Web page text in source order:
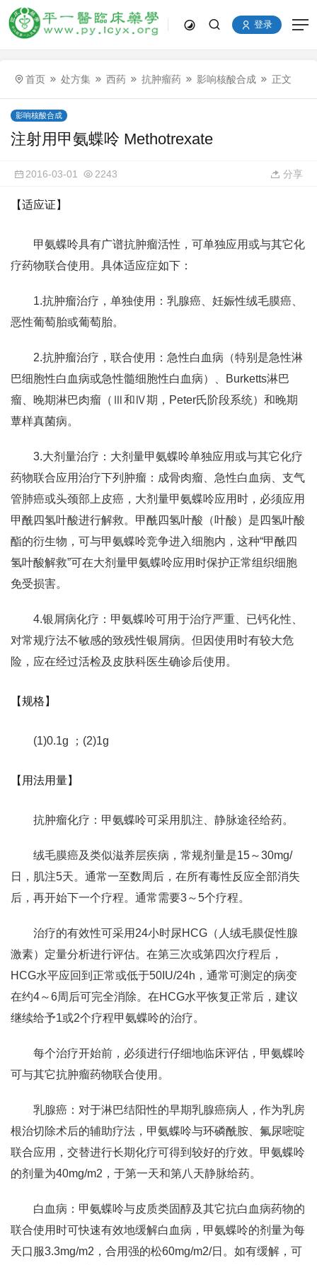
登录
首页 处方集 西药 抗肿瘤药 影响核酸合成 正文
影响核酸合成
注射用甲氨蝶呤 Methotrexate
2016-03-01 2243 分享
【适应证】
甲氨蝶呤具有广谱抗肿瘤活性，可单独应用或与其它化
疗药物联合使用。具体适应症如下：
1.抗肿瘤治疗，单独使用：乳腺癌、妊娠性绒毛膜癌、
恶性葡萄胎或葡萄胎。
2.抗肿瘤治疗，联合使用：急性白血病（特别是急性淋
巴细胞性白血病或急性髓细胞性白血病）、Burketts淋巴
瘤、晚期淋巴肉瘤（Ⅲ和Ⅳ期，Peter氏阶段系统）和晚期
蕈样真菌病。
3.大剂量治疗：大剂量甲氨蝶呤单独应用或与其它化疗
药物联合应用治疗下列肿瘤：成骨肉瘤、急性白血病、支气
管肺癌或头颈部上皮癌，大剂量甲氨蝶呤应用时，必须应用
甲酰四氢叶酸进行解救。甲酰四氢叶酸（叶酸）是四氢叶酸
酯的衍生物，可与甲氨蝶呤竞争进入细胞内，这种“甲酰四
氢叶酸解救”可在大剂量甲氨蝶呤应用时保护正常组织细胞
免受损害。
4.银屑病化疗：甲氨蝶呤可用于治疗严重、已钙化性、
对常规疗法不敏感的致残性银屑病。但因使用时有较大危
险，应在经过活检及皮肤科医生确诊后使用。
【规格】
(1)0.1g ；(2)1g
【用法用量】
抗肿瘤化疗：甲氨蝶呤可采用肌注、静脉途径给药。
绒毛膜癌及类似滋养层疾病，常规剂量是15～30mg/
日，肌注5天。通常一至数周后，在所有毒性反应全部消失
后，再开始下一个疗程。通常需要3～5个疗程。
治疗的有效性可采用24小时尿HCG（人绒毛膜促性腺
激素）定量分析进行评估。在第三次或第四次疗程后，
HCG水平应回到正常或低于50IU/24h，通常可测定的病变
在约4～6周后可完全消除。在HCG水平恢复正常后，建议
继续给予1或2个疗程甲氨蝶呤的治疗。
每个治疗开始前，必须进行仔细地临床评估，甲氨蝶呤
可与其它抗肿瘤药物联合使用。
乳腺癌：对于淋巴结阳性的早期乳腺癌病人，作为乳房
根治切除术后的辅助疗法，甲氨蝶呤与环磷酰胺、氟尿嘧啶
联合应用，交替进行长期化疗可得到较好的疗效。甲氨蝶呤
的剂量为40mg/m2，于第一天和第八天静脉给药。
白血病：甲氨蝶呤与皮质类固醇及其它抗白血病药物的
联合使用时可快速有效地缓解白血病，甲氨蝶呤的剂量为每
天口服3.3mg/m2，合用强的松60mg/m2/日。如有缓解，可